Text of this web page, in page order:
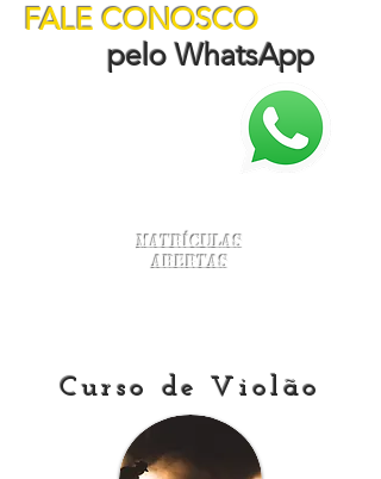
FALE CONOSCO
pelo WhatsApp
Matrículas
Abertas
Curso de Violão